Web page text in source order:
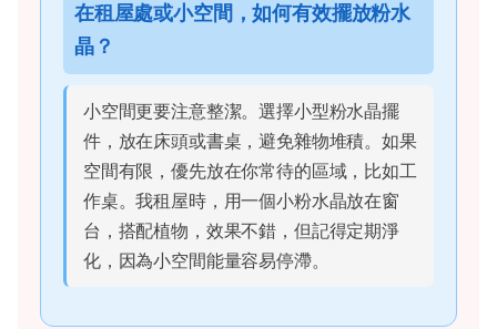
在租屋處或小空間，如何有效擺放粉水
晶？
小空間更要注意整潔。選擇小型粉水晶擺
件，放在床頭或書桌，避免雜物堆積。如果
空間有限，優先放在你常待的區域，比如工
作桌。我租屋時，用一個小粉水晶放在窗
台，搭配植物，效果不錯，但記得定期淨
化，因為小空間能量容易停滯。